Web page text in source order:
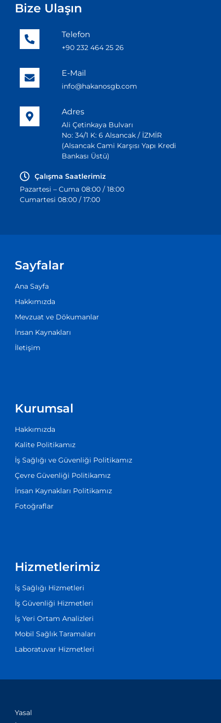
Bize Ulaşın
Telefon
+90 232 464 25 26
E-Mail
info@hakanosgb.com
Adres
Ali Çetinkaya Bulvarı
No: 34/1 K: 6 Alsancak / İZMİR
(Alsancak Cami Karşısı Yapı Kredi
Bankası Üstü)
Çalışma Saatlerimiz
Pazartesi – Cuma 08:00 / 18:00
Cumartesi 08:00 / 17:00
Sayfalar
Ana Sayfa
Hakkımızda
Mevzuat ve Dökumanlar
İnsan Kaynakları
İletişim
Kurumsal
Hakkımızda
Kalite Politikamız
İş Sağlığı ve Güvenliği Politikamız
Çevre Güvenliği Politikamız
İnsan Kaynakları Politikamız
Fotoğraflar
Hizmetlerimiz
İş Sağlığı Hizmetleri
İş Güvenliği Hizmetleri
İş Yeri Ortam Analizleri
Mobil Sağlık Taramaları
Laboratuvar Hizmetleri
Yasal